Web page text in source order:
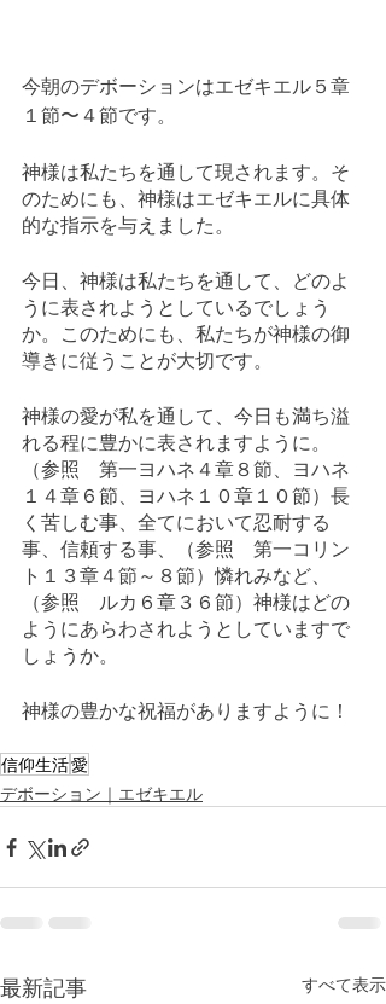
今朝のデボーションはエゼキエル５章
１節〜４節です。
神様は私たちを通して現されます。そ
のためにも、神様はエゼキエルに具体
的な指示を与えました。
今日、神様は私たちを通して、どのよ
うに表されようとしているでしょう
か。このためにも、私たちが神様の御
導きに従うことが大切です。
神様の愛が私を通して、今日も満ち溢
れる程に豊かに表されますように。
（参照　第一ヨハネ４章８節、ヨハネ
１４章６節、ヨハネ１０章１０節）長
く苦しむ事、全てにおいて忍耐する
事、信頼する事、（参照　第一コリン
ト１３章４節～８節）憐れみなど、
（参照　ルカ６章３６節）神様はどの
ようにあらわされようとしていますで
しょうか。
神様の豊かな祝福がありますように！
信仰生活愛
デボーション｜エゼキエル
最新記事 すべて表示